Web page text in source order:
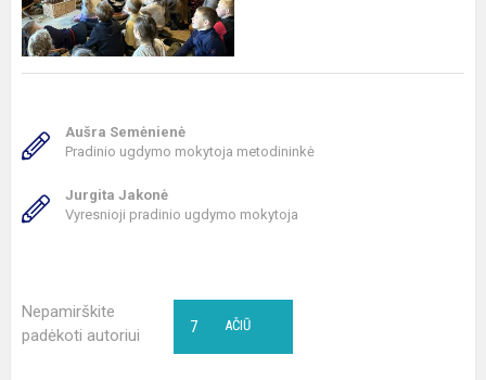
Aušra Semėnienė
Pradinio ugdymo mokytoja metodininkė
Jurgita Jakonė
Vyresnioji pradinio ugdymo mokytoja
Nepamirškite
padėkoti autoriui
AČIŪ
7